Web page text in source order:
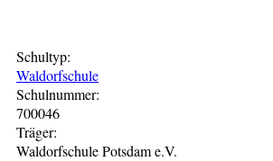
Schultyp:
Waldorfschule
Schulnummer:
700046
Träger:
Waldorfschule Potsdam e.V.